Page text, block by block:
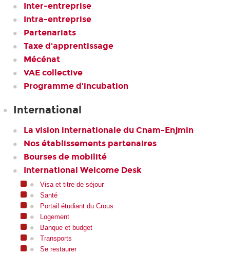
Inter-entreprise
Intra-entreprise
Partenariats
Taxe d'apprentissage
Mécénat
VAE collective
Programme d'incubation
International
La vision internationale du Cnam-Enjmin
Nos établissements partenaires
Bourses de mobilité
International Welcome Desk
Visa et titre de séjour
Santé
Portail étudiant du Crous
Logement
Banque et budget
Transports
Se restaurer